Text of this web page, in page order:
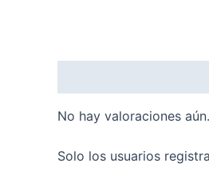
No hay valoraciones aún.
Solo los usuarios